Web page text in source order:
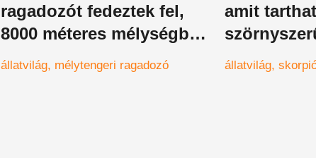
ragadozót fedeztek fel,
8000 méteres mélységben
várja az áldozatait
állatvilág mélytengeri ragadozó
amit
több évig
társad
állatvilág